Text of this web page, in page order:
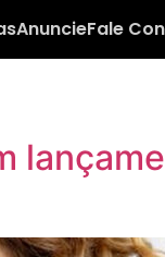
AnuncieFale